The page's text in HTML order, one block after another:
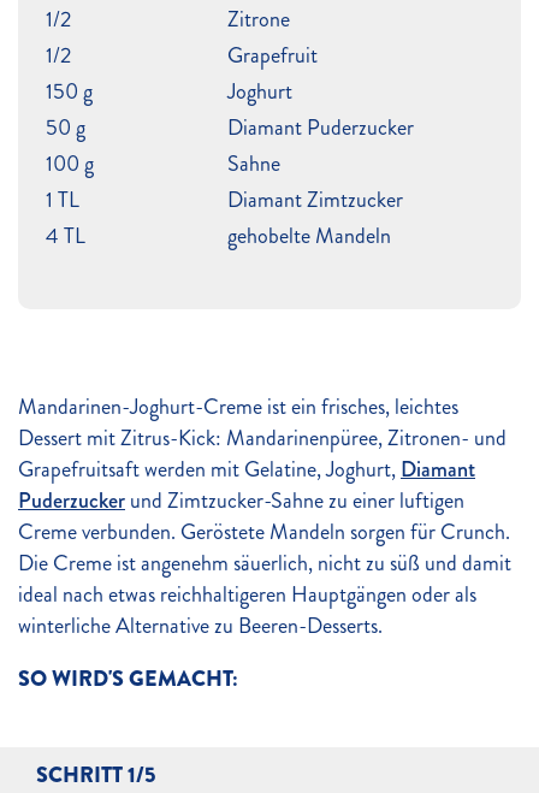
Mandarinen-Joghurt-Creme ist ein frisches, leichtes
Dessert mit Zitrus-Kick: Mandarinenpüree, Zitronen- und
Grapefruitsaft werden mit Gelatine, Joghurt,Diamant
Puderzuckerund Zimtzucker-Sahne zu einer luftigen
Creme verbunden. Geröstete Mandeln sorgen für Crunch.
Die Creme ist angenehm säuerlich, nicht zu süß und damit
ideal nach etwas reichhaltigeren Hauptgängen oder als
winterliche Alternative zu Beeren-Desserts.
SO WIRD'S GEMACHT:
SCHRITT 1/5
1/2
Zitrone
1/2
Grapefruit
150 g
Joghurt
50 g
Diamant Puderzucker
100 g
Sahne
1 TL
Diamant Zimtzucker
4 TL
gehobelte Mandeln